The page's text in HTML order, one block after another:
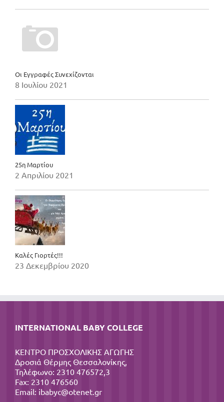
Οι Εγγραφές Συνεχίζονται
8 Ιουλίου 2021
25η Μαρτίου
2 Απριλίου 2021
Καλές Γιορτές!!!
23 Δεκεμβρίου 2020
INTERNATIONAL BABY COLLEGE
ΚΕΝΤΡΟ ΠΡΟΣΧΟΛΙΚΗΣ ΑΓΩΓΗΣ
Δροσιά Θέρμης Θεσσαλονίκης,
Τηλέφωνο: 2310 476572,3
Fax: 2310 476560
Email: ibabyc@otenet.gr